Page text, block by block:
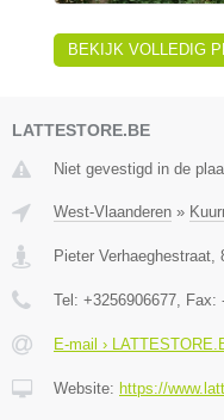
BEKIJK VOLLEDIG
LATTESTORE.BE
Niet gevestigd in de
West-Vlaanderen »
Pieter Verhaeghestraat
Tel: +3256906677 , Fax:
E-mail ›
Website: https://